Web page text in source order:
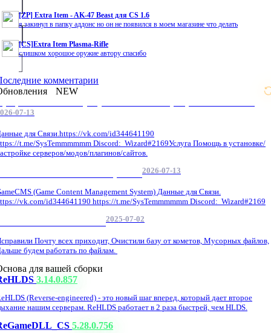
[ZP] Extra Item - AK-47 Beast для CS 1.6
я закинул в папку аддонс но он не появился в моем магазине что делать
[CS]Extra Item Plasma-Rifle
слишком хорошое оружие автору спасибо
комментарии
NEW
07-13
для Связи.https://vk.com/id344641190
t.me/SysTemmmmmm Discord: Wizard#2169Услуга Помощь в установке/
серверов/модов/плагинов/сайтов.
2026-07-13
(Game Content Management System) Данные для Связи.
vk.com/id344641190 https://t.me/SysTemmmmmm Discord: Wizard#2169
2025-07-02
Почту всех приходит, Очистили базу от кометов, Мусорных файлов,
будем работать по файлам.
для вашей сборки
3.14.0.857
(Reverse-engineered) - это новый шаг вперед, который дает второе
нашим серверам. ReHLDS работает в 2 раза быстрей, чем HLDS.
5.28.0.756